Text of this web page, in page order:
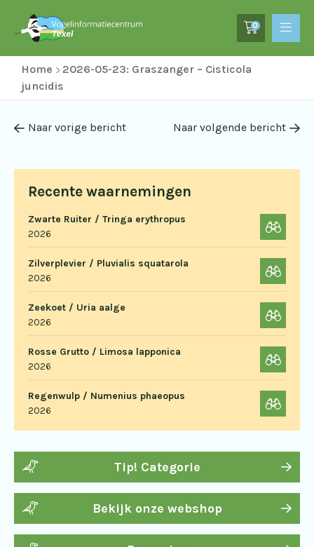
0
Home
2026-05-23: Graszanger – Cisticola
juncidis
Recente waarnemingen
Zwarte Ruiter / Tringa erythropus
2026
Zilverplevier / Pluvialis squatarola
2026
Zeekoet / Uria aalge
2026
Rosse Grutto / Limosa lapponica
2026
Regenwulp / Numenius phaeopus
2026
Tip! Categorie
Bekijk onze webshop
Naar vorige bericht Naar volgende bericht